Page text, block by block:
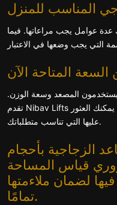
المناسب للمنزل
عوامل يجب مراعاتها. فيما
المصعد وسعة الوزن.
تقدم Nibav Lifts مصاعد بسعات وزن مختلفة ، مثلجات يمكنك العثور
عليها التي تناسب متطلباتك.
الزجاجية بأحجام
قياس المساحة
لضمان ملاءمتها
تمامًا.